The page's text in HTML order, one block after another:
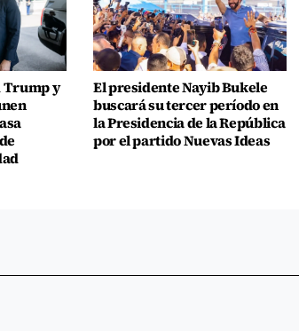
Trump y
El presidente Nayib Bukele
buscará su tercer período en
la Presidencia de la República
por el partido Nuevas Ideas